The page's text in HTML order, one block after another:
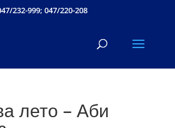
232-999; 047/220-208
лето – Аби